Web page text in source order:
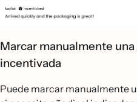
Marcar manualmente
incentivada
Puede marcar manualmente